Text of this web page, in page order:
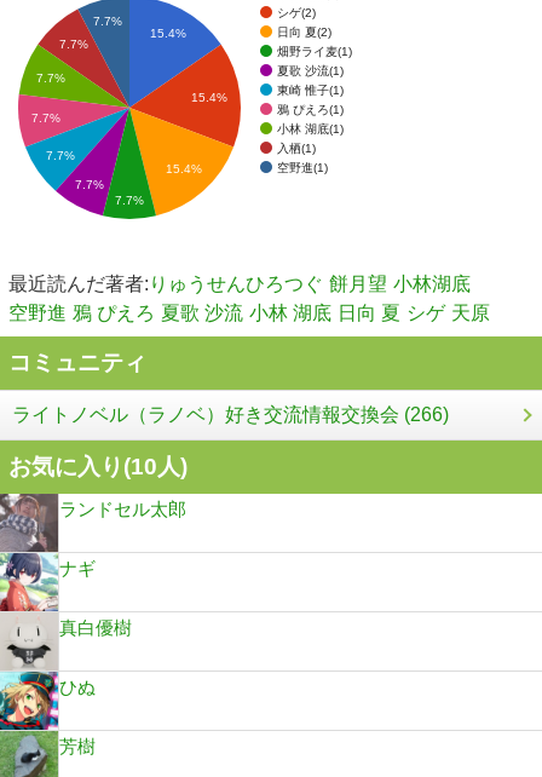
シゲ(2)
日向 夏(2)
畑野ライ麦(1)
夏歌 沙流(1)
東崎 惟子(1)
鴉 ぴえろ(1)
小林 湖底(1)
入栖(1)
空野進(1)
15.4%
15.4%
15.4%
7.7%
7.7%
7.7%
7.7%
7.7%
7.7%
7.7%
最近読んだ著者: りゅうせんひろつぐ 餅月望 小林湖底
空野進 鴉 ぴえろ 夏歌 沙流 小林 湖底 日向 夏 シゲ 天原
コミュニティ
ライトノベル（ラノベ）好き交流情報交換会 (266)
お気に入り(10人)
ランドセル太郎
ナギ
真白優樹
ひぬ
芳樹